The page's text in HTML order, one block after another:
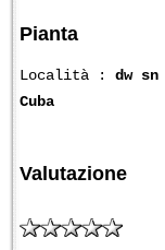
Pianta
Località : dw
Cuba
Valutazione